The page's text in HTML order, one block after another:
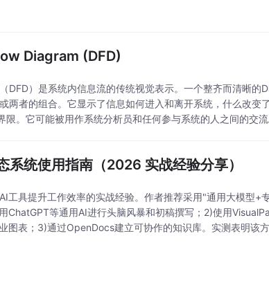
Diagram (DFD)
DFD）是系统内信息流的传统视觉表示。一个整齐而清晰的
两者的组合。它显示了信息如何进入和离开系统，什么改变
限。它可能被用作系统分析员和任何参与系统的人之间的交
统使用指南（2026 实战经验分享）
工具提升工作效率的实战经验。作者推荐采用"通用大模型+
ChatGPT等通用AI进行头脑风暴和初稿撰写；2)使用
图表；3)通过OpenDocs建立可协作的知识库。实测表明该